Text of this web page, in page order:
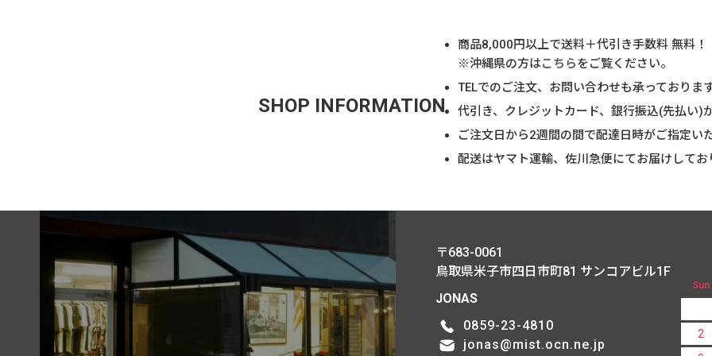
SHOP INFORMATION
商品8,000円以上で送料＋代引き手数料 無料！
※沖縄県の方はこちらをご覧ください。
TELでのご注文、お問い合わせも承っておりま
代引き、クレジットカード、銀行振込(先払い)
ご注文日から2週間の間で配達日時がご指定い
配送はヤマト運輸、佐川急便にてお届けしてお
〒683-0061
鳥取県米子市四日市町81 サンコアビル1F
JONAS
0859-23-4810
jonas@mist.ocn.ne.jp
Sun
2